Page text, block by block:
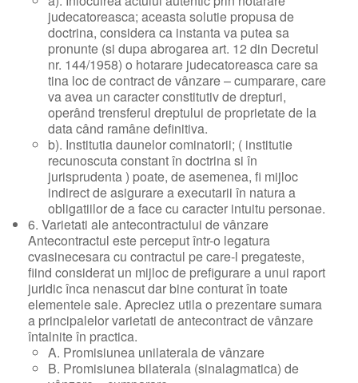
judecatoreasca; aceasta solutie propusa de
doctrina, considera ca instanta va putea sa
pronunte (si dupa abrogarea art. 12 din Decretul
nr. 144/1958) o hotarare judecatoreasca care sa
tina loc de contract de vânzare – cumparare, care
va avea un caracter constitutiv de drepturi,
operând trensferul dreptului de proprietate de la
data când ramâne definitiva.
b). Institutia daunelor cominatorii; ( institutie
recunoscuta constant în doctrina si în
jurisprudenta ) poate, de asemenea, fi mijloc
indirect de asigurare a executarii în natura a
obligatiilor de a face cu caracter intuitu personae.
6. Varietati ale antecontractului de vânzare
Antecontractul este perceput într-o legatura
cvasinecesara cu contractul pe care-l pregateste,
fiind considerat un mijloc de prefigurare a unui raport
juridic înca nenascut dar bine conturat în toate
elementele sale. Apreciez utila o prezentare sumara
a principalelor varietati de antecontract de vânzare
întalnite în practica.
A. Promisiunea unilaterala de vânzare
B. Promisiunea bilaterala (sinalagmatica) de